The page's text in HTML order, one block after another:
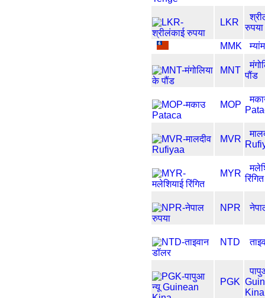
LKR
रुपया
MMK
MNT
पौंड
MOP
MVR
MYR
रिंगित
NPR
NTD
PGK
Kina